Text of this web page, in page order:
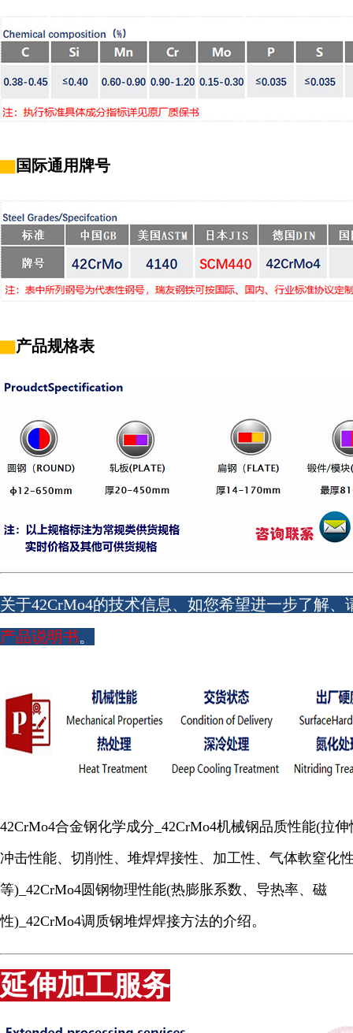
▇国际通用牌号
▇产品规格表
关于42CrMo4的技术信息、如您希望进一步了解、
产品说明书。
42CrMo4合金钢化学成分_42CrMo4机械钢品质性能(拉
冲击性能、切削性、堆焊焊接性、加工性、气体軟窒化
等)_42CrMo4圆钢物理性能(热膨胀系数、导热率、磁
性)_42CrMo4调质钢堆焊焊接方法的介绍。
延伸加工服务